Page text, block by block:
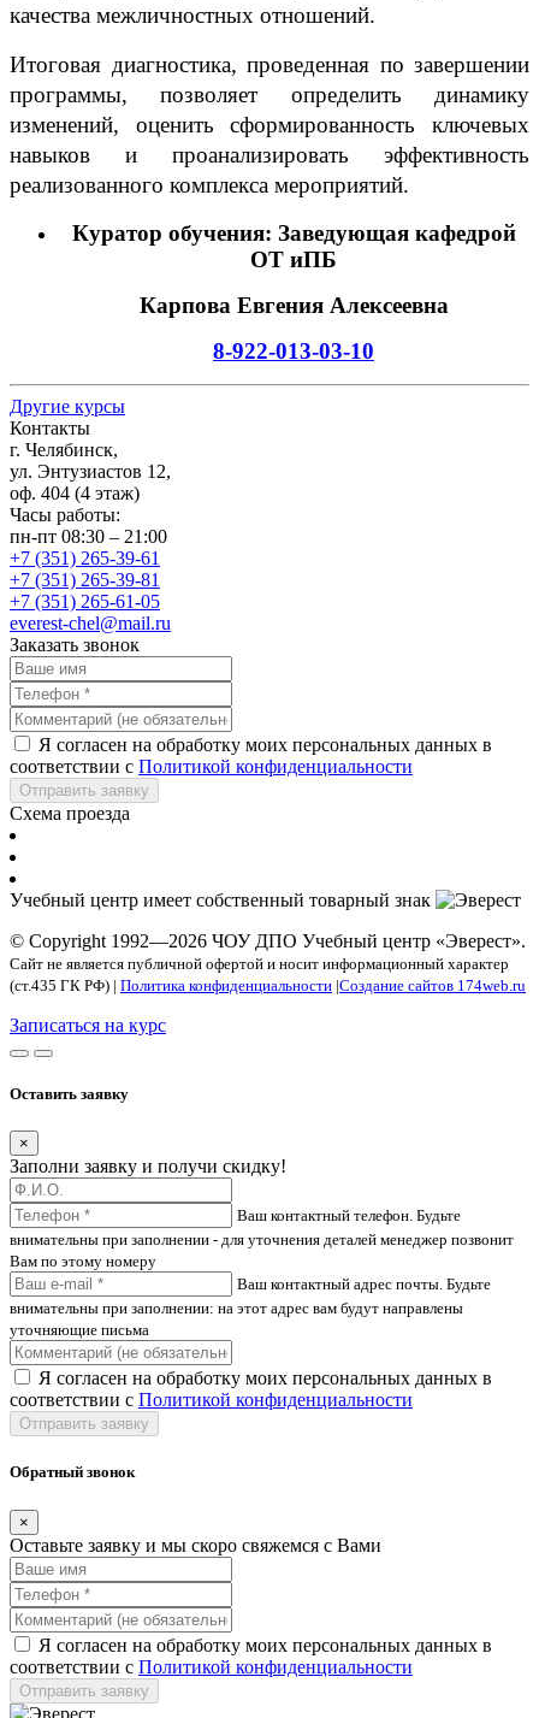
качества межличностных отношений.
Итоговая диагностика, проведенная по завершении
программы, позволяет определить динамику
изменений, оценить сформированность ключевых
навыков и проанализировать эффективность
реализованного комплекса мероприятий.
Куратор обучения: Заведующая кафедрой
ОТ иПБ
Карпова Евгения Алексеевна
8-922-013-03-10
Другие курсы
Контакты
г. Челябинск,
ул. Энтузиастов 12,
оф. 404 (4 этаж)
Часы работы:
пн-пт 08:30 – 21:00
+7 (351) 265-39-61
+7 (351) 265-39-81
+7 (351) 265-61-05
everest-chel@mail.ru
Заказать звонок
Я согласен на обработку моих персональных данных в
соответствии с Политикой конфиденциальности
Отправить заявку
Схема проезда
Учебный центр имеет собственный товарный знак
© Copyright 1992—2026 ЧОУ ДПО Учебный центр «Эверест».
Сайт не является публичной офертой и носит информационный характер
(ст.435 ГК РФ) | Политика конфиденциальности |Создание сайтов 174web.ru
Записаться на курс
Оставить заявку
×
Заполни заявку и получи скидку!
Ваш контактный телефон. Будьте
внимательны при заполнении - для уточнения деталей менеджер позвонит
Вам по этому номеру
Ваш контактный адрес почты. Будьте
внимательны при заполнении: на этот адрес вам будут направлены
уточняющие письма
Я согласен на обработку моих персональных данных в
соответствии с Политикой конфиденциальности
Отправить заявку
Обратный звонок
×
Оставьте заявку и мы скоро свяжемся с Вами
Я согласен на обработку моих персональных данных в
соответствии с Политикой конфиденциальности
Отправить заявку